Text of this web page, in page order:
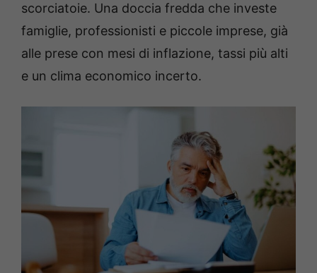
scorciatoie. Una doccia fredda che investe
famiglie, professionisti e piccole imprese, già
alle prese con mesi di inflazione, tassi più alti
e un clima economico incerto.